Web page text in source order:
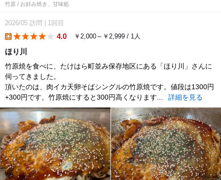
竹原 / お好み焼き、甘味処
2026/05 訪問 1回目
4.0 ￥2,000～￥2,999 / 1人
ほり川
竹原焼を食べに、たけはら町並み保存地区にある「ほり川」さんに
伺ってきました。
頂いたのは、肉イカ天卵そばシングルの竹原焼です。値段は1300円
+300円です。竹原焼にすると300円高くなります...
詳細を見る